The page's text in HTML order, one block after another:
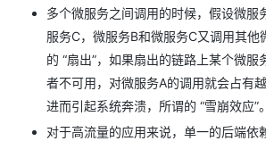
多个微服务之间调用的时候，假设微服
服务C，微服务B和微服务C又调用其他
的 “扇出”，如果扇出的链路上某个微服
者不可用，对微服务A的调用就会占有
进而引起系统奔溃，所谓的 “雪崩效应”。
对于高流量的应用来说，单一的后端依